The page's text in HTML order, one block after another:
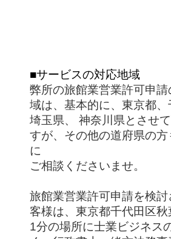
■サービスの対応地域
弊所の旅館業営業許可申
域は、基本的に、東京都、
埼玉県、 神奈川県とさせ
すが、その他の道府県の
に
ご相談くださいませ。
旅館業営業許可申請を検
客様は、東京都千代田区
1分の場所に士業ビジネス